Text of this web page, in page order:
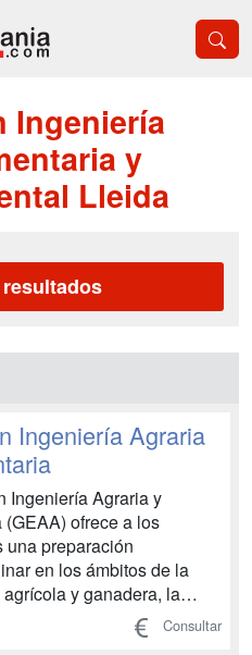
Ingeniería
y
Lleida
Ingeniería Agraria
Ingeniería Agraria y
ofrece a los
una preparación
en los ámbitos de la
y ganadera, la
la gestión del territorio,
la ingeniería de los
Consultar